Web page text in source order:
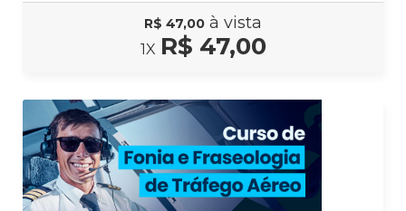
R$ 47,00 à vista
1X R$ 47,00